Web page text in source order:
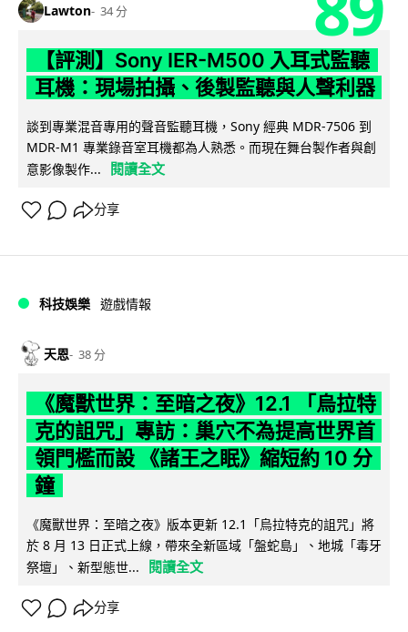
Lawton 34 分
【評測】Sony IER-M500 入耳式監聽
耳機：現場拍攝、後製監聽與人聲利器
談到專業混音專用的聲音監聽耳機，Sony 經典 MDR-7506 到
MDR-M1 專業錄音室耳機都為人熟悉。而現在舞台製作者與創
意影像製作...
閱讀全文
分享
科技娛樂 遊戲情報
天恩 38 分
《魔獸世界：至暗之夜》12.1 「烏拉特
克的詛咒」專訪：巢穴不為提高世界首
領門檻而設 《諸王之眠》縮短約 10 分
鐘
《魔獸世界：至暗之夜》版本更新 12.1「烏拉特克的詛咒」將
於 8 月 13 日正式上線，帶來全新區域「盤蛇島」、地城「毒牙
祭壇」、新型態世...
閱讀全文
分享